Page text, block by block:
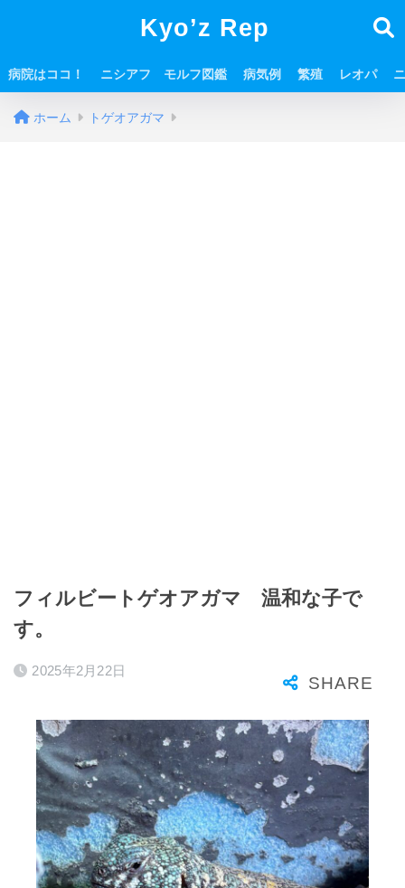
Kyo’z Rep
病院はココ！ ニシアフ モルフ図鑑 病気例 繁殖 レオパ
ホーム トゲオアガマ
フィルビートゲオアガマ 温和な子で
す。
2025年2月22日